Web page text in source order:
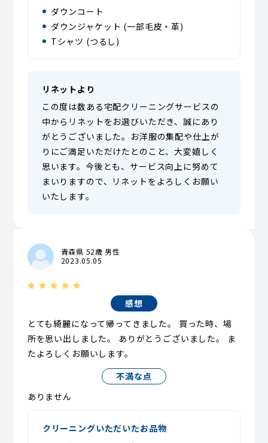
ダウンコート
ダウンジャケット (一部毛皮・革)
Tシャツ (つるし)
リネットより
この度は数ある宅配クリーニングサービスの
中からリネットをお選びいただき、誠にあり
がとうございました。お洋服の集配や仕上が
りにご満足いただけたとのこと、大変嬉しく
思います。今後とも、サービス向上に努めて
まいりますので、リネットをよろしくお願い
いたします。
青森県 52歳 男性
2023.05.05
感想
とても綺麗になって帰ってきました。 買った時、場
所を思い出しました。 ありがとうございました。 ま
たよろしくお願いします。
不満な点
ありません
クリーニングいただいたお品物